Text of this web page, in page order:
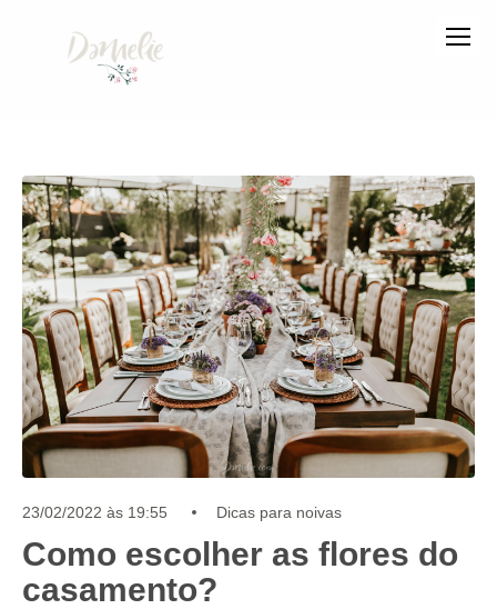
23/02/2022 às 19:55 Dicas para noivas
Como escolher as flores do
casamento?